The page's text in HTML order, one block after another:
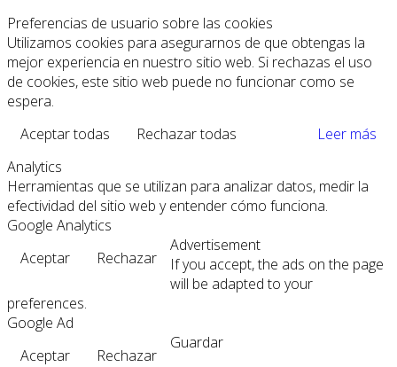
Preferencias de usuario sobre las cookies
Utilizamos cookies para asegurarnos de que obtengas la
mejor experiencia en nuestro sitio web. Si rechazas el uso
de cookies, este sitio web puede no funcionar como se
espera.
Aceptar todas
Rechazar todas
Leer más
Analytics
Herramientas que se utilizan para analizar datos, medir la
efectividad del sitio web y entender cómo funciona.
Google Analytics
Aceptar
Rechazar
Advertisement
If you accept, the ads on the page
will be adapted to your
preferences.
Google Ad
Aceptar
Rechazar
Guardar